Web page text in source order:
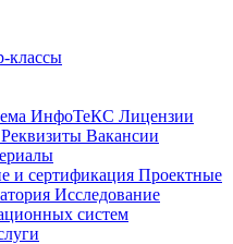
классы
ИнфоТеКС Лицензии
Реквизиты Вакансии
и сертификация Проектные
Исследование
систем